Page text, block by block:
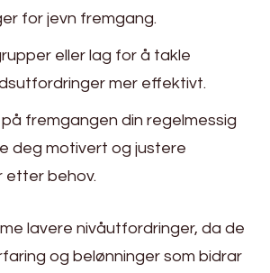
for jevn fremgang.
eller lag for å takle
mer effektivt.
fremgangen din regelmessig
deg motivert og justere
etter behov.
lavere nivåutfordringer, da de
og belønninger som bidrar